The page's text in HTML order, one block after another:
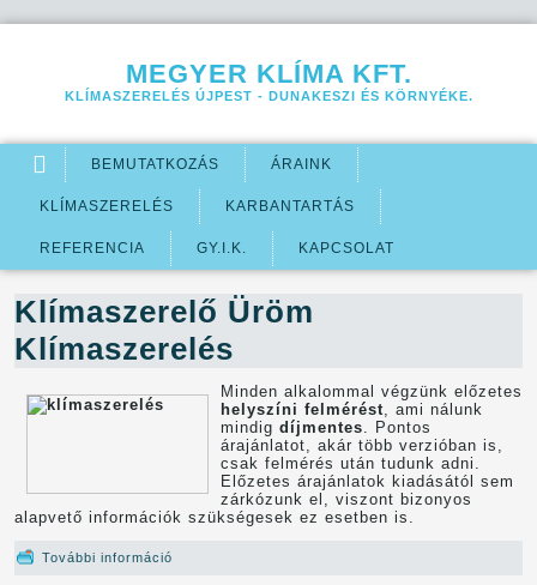
MEGYER KLÍMA KFT.
KLÍMASZERELÉS ÚJPEST - DUNAKESZI ÉS KÖRNYÉKE.
BEMUTATKOZÁS ÁRAINK
KLÍMASZERELÉS KARBANTARTÁS
REFERENCIA GY.I.K. KAPCSOLAT
Klímaszerelő Üröm
Klímaszerelés
Minden alkalommal végzünk előzetes
helyszíni felmérést, ami nálunk
mindig díjmentes. Pontos
árajánlatot, akár több verzióban is,
csak felmérés után tudunk adni.
Előzetes árajánlatok kiadásától sem
zárkózunk el, viszont bizonyos
alapvető információk szükségesek ez esetben is.
További információ